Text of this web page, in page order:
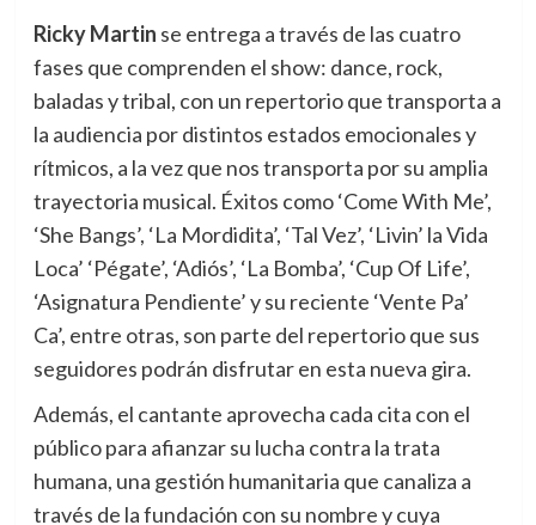
Ricky Martin se entrega a través de las cuatro
fases que comprenden el show: dance, rock,
baladas y tribal, con un repertorio que transporta a
la audiencia por distintos estados emocionales y
rítmicos, a la vez que nos transporta por su amplia
trayectoria musical. Éxitos como ‘Come With Me’,
‘She Bangs’, ‘La Mordidita’, ‘Tal Vez’, ‘Livin’ la Vida
Loca’ ‘Pégate’, ‘Adiós’, ‘La Bomba’, ‘Cup Of Life’,
‘Asignatura Pendiente’ y su reciente ‘Vente Pa’
Ca’, entre otras, son parte del repertorio que sus
seguidores podrán disfrutar en esta nueva gira.
Además, el cantante aprovecha cada cita con el
público para afianzar su lucha contra la trata
humana, una gestión humanitaria que canaliza a
través de la fundación con su nombre y cuya